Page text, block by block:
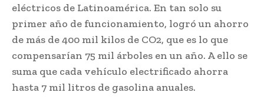
eléctricos de Latinoamérica. En tan solo su
primer año de funcionamiento, logró un ahorro
de más de 400 mil kilos de CO2, que es lo que
compensarían 75 mil árboles en un año. A ello se
suma que cada vehículo electrificado ahorra
hasta 7 mil litros de gasolina anuales.